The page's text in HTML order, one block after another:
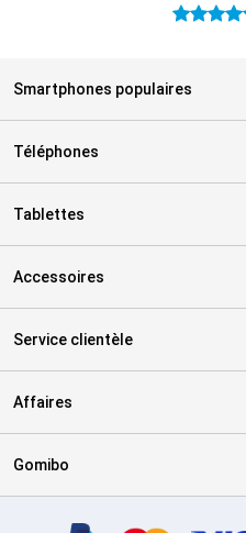
4.5 étoiles
Smartphones populaires
Téléphones
Tablettes
Accessoires
Service clientèle
Affaires
Gomibo